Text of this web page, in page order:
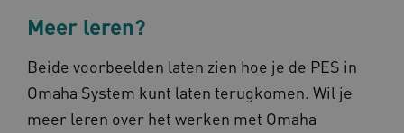
Meer leren?
Beide voorbeelden laten zien hoe je de PES in
Omaha System kunt laten terugkomen. Wil je
meer leren over het werken met Omaha
CookieScript
www.omahasystem.nl